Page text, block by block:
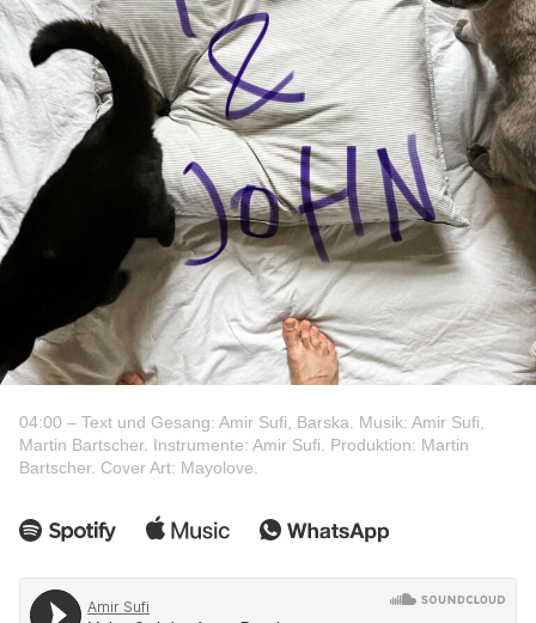
04:00 – Text und Gesang: Amir Sufi, Barska. Musik: Amir Sufi,
Martin Bartscher. Instrumente: Amir Sufi. Produktion: Martin
Bartscher. Cover Art: Mayolove.